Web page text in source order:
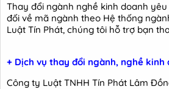
Thay đổi ngành nghề kinh doanh
đối về mã ngành theo Hệ thống
Luật Tín Phát, chúng tôi hỗ trợ bạn
+ Dịch vụ thay đổi ngành, nghề kinh
Công ty Luật TNHH Tín Phát Lâm